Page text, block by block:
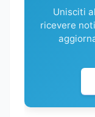
Unisciti
ricevere